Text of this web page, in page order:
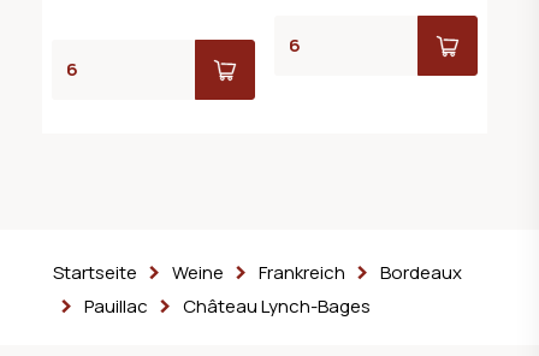
Startseite Weine Frankreich
Bordeaux
Pauillac
Château Lynch-Bages